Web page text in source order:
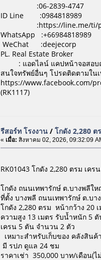
:06-2839-4747
ID Line :0984818989
:https://line.me/ti/p/
WhatsApp :+66984818989
WeChat :deejecorp
PL. Real Estate Broker
: แอดไลน์ แคปหน้าจอสอบถ
สนใจทรัพย์อื่นๆ โปรดติดตามใน
https://www.facebook.com/
(RK1117)
รีสอร์ท โรงงาน/ โกดัง 2,280
« เมื่อ: สิงหาคม 02, 2026, 09:32:09
RK01043 โกดัง 2,280 ตรม เ
โกดัง ถนนเทพารักษ์ ต.บางพลีใ
ที่ตั้ง บางพลี ถนนเทพารักษ์ ต.บ
โกดัง 2,280 ตรม หน้ากว้าง 20
ความสูง 13 เมตร รับน้ำหนัก 5 ตั
เครน 5 ตัน จำนวน 2 ตัว
เหมาะสำหรับเก็บของ คลังสิน
มี รปภ ดูแล 24 ชม
ราคาเช่า 350,000 บาท/เดือน(